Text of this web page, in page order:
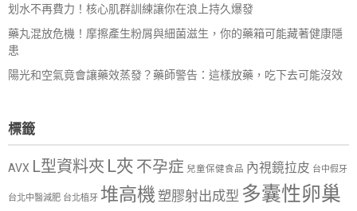
划水不再費力！核心肌群訓練讓你在浪上持久爆發
藥丸混放危機！摩擦產生粉屑與細菌滋生，你的藥箱可能藏著健康隱
患
陽光和空氣竟會讓藥效蒸發？藥師警告：這樣放藥，吃下去可能沒效
標籤
AVX L型資料夾 L夾 不孕症 兒童保健食品 內視鏡拉皮 台中假牙
台北中醫減肥 台北植牙 堆高機塑膠射出成型 多囊性卵巢